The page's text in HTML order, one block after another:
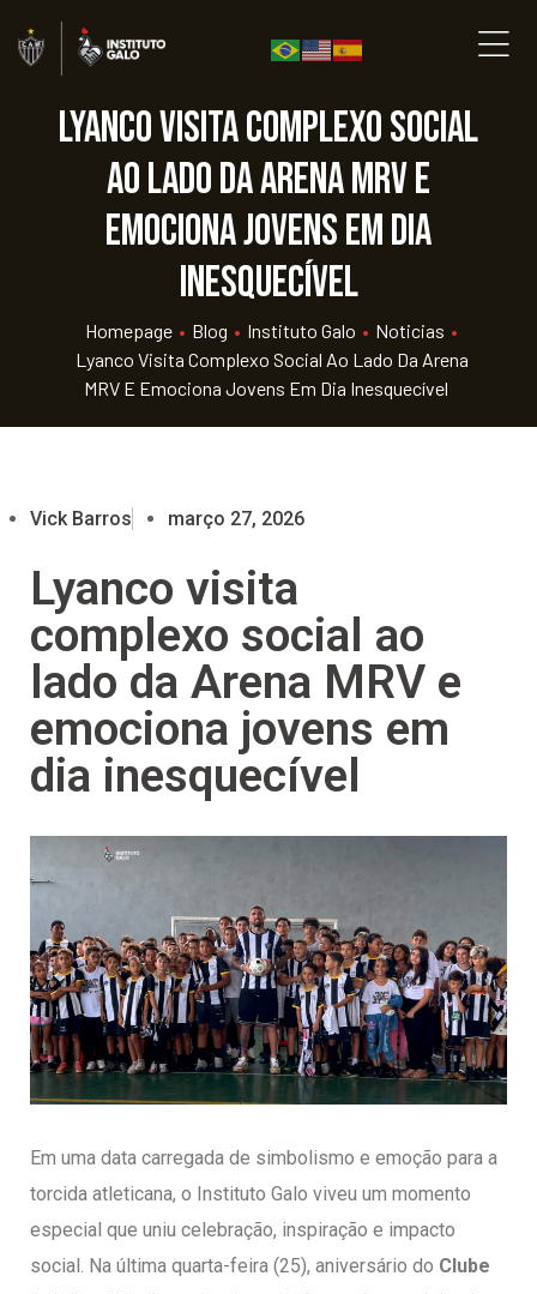
Lyanco visita complexo social
ao lado da Arena MRV e
emociona jovens em dia
inesquecível
Homepage • Blog • Instituto Galo • Noticias •
Lyanco Visita Complexo Social Ao Lado Da Arena
MRV E Emociona Jovens Em Dia Inesquecível
Vick Barros março 27, 2026
Lyanco visita
complexo social ao
lado da Arena MRV e
emociona jovens em
dia inesquecível
Em uma data carregada de simbolismo e emoção para a
torcida atleticana, o Instituto Galo viveu um momento
especial que uniu celebração, inspiração e impacto
social. Na última quarta-feira (25), aniversário do Clube